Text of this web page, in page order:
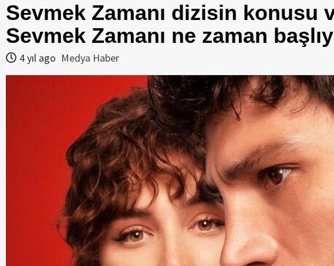
Sevmek Zamanı dizisin konusu
Sevmek Zamanı ne zaman
4 yıl ago Medya Haber